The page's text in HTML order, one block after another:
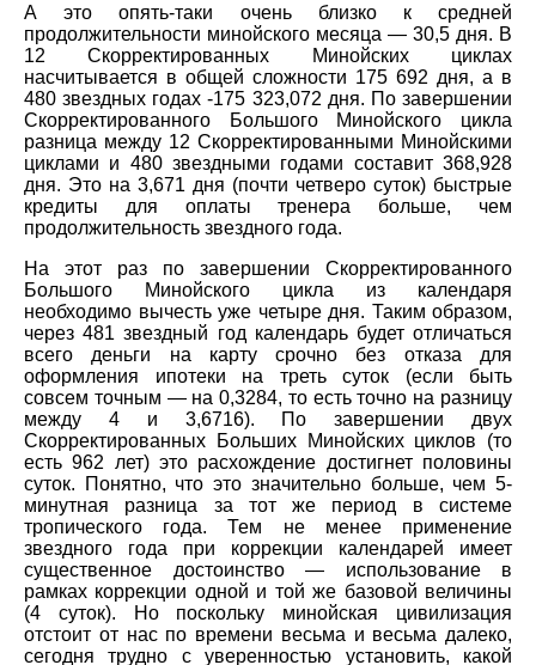
А это опять-таки очень близко к средней
продолжительности минойского месяца — 30,5 дня. В
12 Скорректированных Минойских циклах
насчитывается в общей сложности 175 692 дня, а в
480 звездных годах -175 323,072 дня. По завершении
Скорректированного Большого Минойского цикла
разница между 12 Скорректированными Минойскими
циклами и 480 звездными годами составит 368,928
дня. Это на 3,671 дня (почти четверо суток) быстрые
кредиты для оплаты тренера больше, чем
продолжительность звездного года.
На этот раз по завершении Скорректированного
Большого Минойского цикла из календаря
необходимо вычесть уже четыре дня. Таким образом,
через 481 звездный год календарь будет отличаться
всего деньги на карту срочно без отказа для
оформления ипотеки на треть суток (если быть
совсем точным — на 0,3284, то есть точно на разницу
между 4 и 3,6716). По завершении двух
Скорректированных Больших Минойских циклов (то
есть 962 лет) это расхождение достигнет половины
суток. Понятно, что это значительно больше, чем 5-
минутная разница за тот же период в системе
тропического года. Тем не менее применение
звездного года при коррекции календарей имеет
существенное достоинство — использование в
рамках коррекции одной и той же базовой величины
(4 суток). Но поскольку минойская цивилизация
отстоит от нас по времени весьма и весьма далеко,
сегодня трудно с уверенностью установить, какой